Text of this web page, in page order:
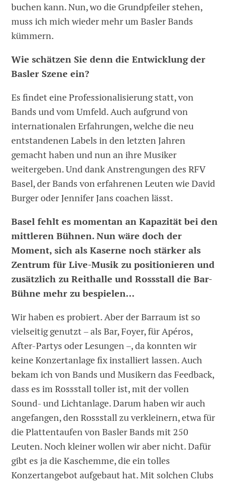
buchen kann. Nun, wo die Grundpfeiler stehen,
muss ich mich wieder mehr um Basler Bands
kümmern.
Wie schätzen Sie denn die Entwicklung der
Basler Szene ein?
Es findet eine Professionalisierung statt, von
Bands und vom Umfeld. Auch aufgrund von
internationalen Erfahrungen, welche die neu
entstandenen Labels in den letzten Jahren
gemacht haben und nun an ihre Musiker
weitergeben. Und dank Anstrengungen des RFV
Basel, der Bands von erfahrenen Leuten wie David
Burger oder Jennifer Jans coachen lässt.
Basel fehlt es momentan an Kapazität bei den
mittleren Bühnen. Nun wäre doch der
Moment, sich als Kaserne noch stärker als
Zentrum für Live-Musik zu positionieren und
zusätzlich zu Reithalle und Rossstall die Bar-
Bühne mehr zu bespielen…
Wir haben es probiert. Aber der Barraum ist so
vielseitig genutzt – als Bar, Foyer, für Apéros,
After-Partys oder Lesungen –, da konnten wir
keine Konzertanlage fix installiert lassen. Auch
bekam ich von Bands und Musikern das Feedback,
dass es im Rossstall toller ist, mit der vollen
Sound- und Lichtanlage. Darum haben wir auch
angefangen, den Rossstall zu verkleinern, etwa für
die Plattentaufen von Basler Bands mit 250
Leuten. Noch kleiner wollen wir aber nicht. Dafür
gibt es ja die Kaschemme, die ein tolles
Konzertangebot aufgebaut hat. Mit solchen Clubs